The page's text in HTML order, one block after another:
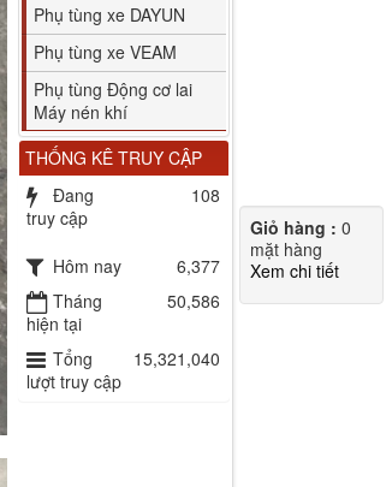
Phụ tùng xe DAYUN
Phụ tùng xe VEAM
Phụ tùng Động cơ lai
Máy nén khí
THỐNG KÊ TRUY CẬP
Đang
truy cập
108
Hôm nay
6,377
Tháng
hiện tại
50,586
Tổng
lượt truy cập
15,321,040
Giỏ hàng : 0
mặt hàng
Xem chi tiết